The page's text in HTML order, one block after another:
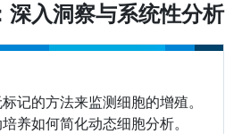
深入洞察与系统性分析
记的方法来监测细胞的增殖。
养如何简化动态细胞分析。